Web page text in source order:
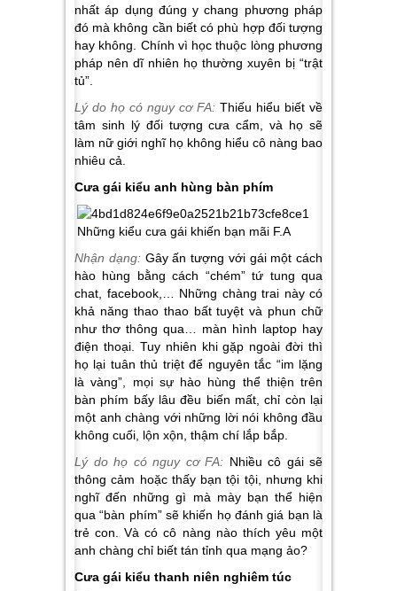
nhất áp dụng đúng y chang phương pháp
đó mà không cần biết có phù hợp đối tượng
hay không. Chính vì học thuộc lòng phương
pháp nên dĩ nhiên họ thường xuyên bị “trật
tủ”.
Lý do họ có nguy cơ FA: Thiếu hiểu biết về
tâm sinh lý đối tượng cưa cẩm, và họ sẽ
làm nữ giới nghĩ họ không hiểu cô nàng bao
nhiêu cả.
Cưa gái kiểu anh hùng bàn phím
Nhận dạng:Gây ấn tượng với gái một cách
hào hùng bằng cách “chém” tứ tung qua
chat, facebook,… Những chàng trai này có
khả năng thao thao bất tuyệt và phun chữ
như thơ thông qua… màn hình laptop hay
điện thoại. Tuy nhiên khi gặp ngoài đời thì
họ lại tuân thủ triệt để nguyên tắc “im lặng
là vàng”, mọi sự hào hùng thể thiện trên
bàn phím bấy lâu đều biến mất, chỉ còn lại
một anh chàng với những lời nói không đầu
không cuối, lộn xộn, thậm chí lắp bắp.
Lý do họ có nguy cơ FA: Nhiều cô gái sẽ
thông cảm hoặc thấy bạn tội tội, nhưng khi
nghĩ đến những gì mà mày bạn thể hiện
qua “bàn phím” sẽ khiến họ đánh giá bạn là
trẻ con. Và có cô nàng nào thích yêu một
anh chàng chỉ biết tán tỉnh qua mạng ảo?
Cưa gái kiểu thanh niên nghiêm túc